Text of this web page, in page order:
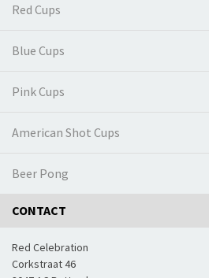
Red Cups
Blue Cups
Pink Cups
American Shot Cups
Beer Pong
CONTACT
Red Celebration
Corkstraat 46